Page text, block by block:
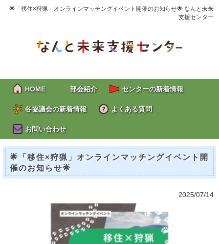
🌟「移住×狩猟」オンラインマッチングイベント開催のお知らせ🌟 なんと未来
支援センター
HOME 部会紹介 センターの新着情報
各協議会の新着情報 よくある質問
お問い合わせ
🌟「移住×狩猟」オンラインマッチングイベント開
催のお知らせ🌟
2025/07/14